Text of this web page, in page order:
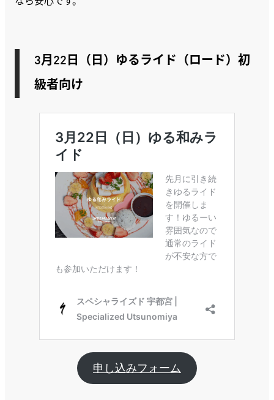
3月22日（日） ゆるライド（ロード）初
級者向け
申し込みフォーム